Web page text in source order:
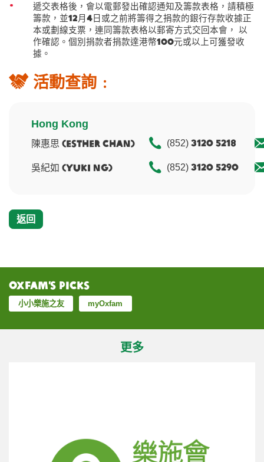
遞交表格後，會以電郵發出確認通知及籌款表格，請積極
籌款，並12月4日或之前將籌得之捐款的銀行存款收據正
本或劃線支票，連同籌款表格以郵寄方式交回本會， 以
作確認。個別捐款者捐款達港幣100元或以上可獲發收
據。
活動查詢﹕
Hong Kong
陳惠思 (Esther Chan)
(852) 3120 5218
吳紀如 (Yuki Ng) (852) 3120 5290
返回
Oxfam’s Picks
小小樂施之友 myOxfam
更多